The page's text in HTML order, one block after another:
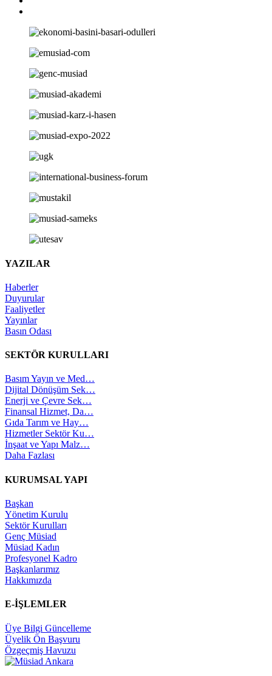
YAZILAR
Haberler
Duyurular
Faaliyetler
Yayınlar
Basın Odası
SEKTÖR KURULLARI
Basım Yayın ve Med…
Dijital Dönüşüm Sek…
Enerji ve Çevre Sek…
Finansal Hizmet, Da…
Gıda Tarım ve Hay…
Hizmetler Sektör Ku…
İnşaat ve Yapı Malz…
Daha Fazlası
KURUMSAL YAPI
Başkan
Yönetim Kurulu
Sektör Kurulları
Genç Müsiad
Müsiad Kadın
Profesyonel Kadro
Başkanlarımız
Hakkımızda
E-İŞLEMLER
Üye Bilgi Güncelleme
Üyelik Ön Başvuru
Özgeçmiş Havuzu